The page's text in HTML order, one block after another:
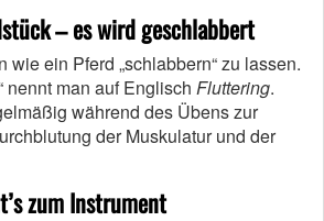
– es wird geschlabbert
wie ein Pferd „schlabbern“ zu lassen.
nennt man auf Englisch Fluttering.
während des Übens zur
der Muskulatur und der
zum Instrument